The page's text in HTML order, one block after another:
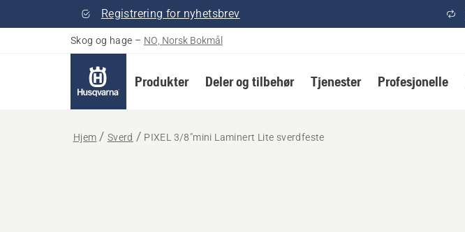
Registrering for nyhetsbrev
Skog og hage – NO, Norsk Bokmål
Produkter Deler og tilbehør Tjenester Profesjonelle
Hjem Sverd PIXEL 3/8"mini Laminert Lite sverdfeste